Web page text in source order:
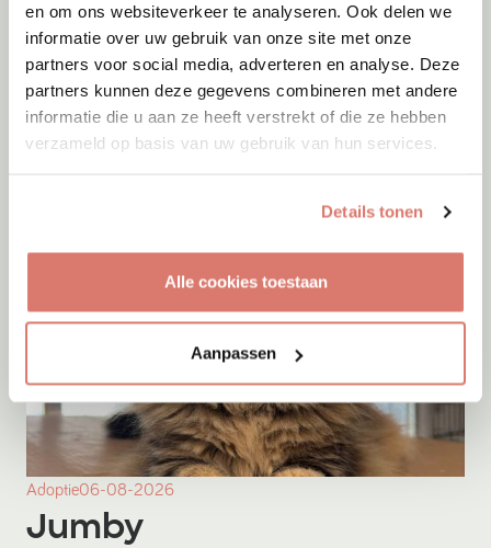
en om ons websiteverkeer te analyseren. Ook delen we
informatie over uw gebruik van onze site met onze
partners voor social media, adverteren en analyse. Deze
partners kunnen deze gegevens combineren met andere
informatie die u aan ze heeft verstrekt of die ze hebben
verzameld op basis van uw gebruik van hun services.
Details tonen
Alle cookies toestaan
Aanpassen
Adoptie 06-08-2026
Julian
Cyprus
Adoptie06-08-2026
Jumby